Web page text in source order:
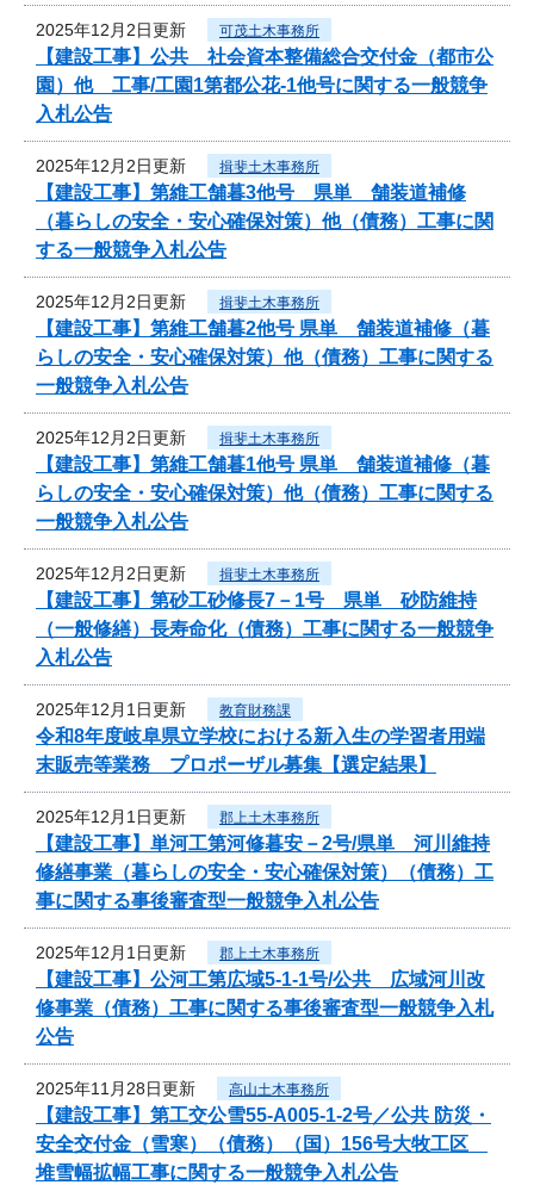
2025年12月2日更新 可茂土木事務所
【建設工事】公共 社会資本整備総合交付金（都市公
園）他 工事/工園1第都公花-1他号に関する一般競争
入札公告
2025年12月2日更新 揖斐土木事務所
【建設工事】第維工舗暮3他号 県単 舗装道補修
（暮らしの安全・安心確保対策）他（債務）工事に関
する一般競争入札公告
2025年12月2日更新 揖斐土木事務所
【建設工事】第維工舗暮2他号 県単 舗装道補修（暮
らしの安全・安心確保対策）他（債務）工事に関する
一般競争入札公告
2025年12月2日更新 揖斐土木事務所
【建設工事】第維工舗暮1他号 県単 舗装道補修（暮
らしの安全・安心確保対策）他（債務）工事に関する
一般競争入札公告
2025年12月2日更新 揖斐土木事務所
【建設工事】第砂工砂修長7－1号 県単 砂防維持
（一般修繕）長寿命化（債務）工事に関する一般競争
入札公告
2025年12月1日更新 教育財務課
令和8年度岐阜県立学校における新入生の学習者用端
末販売等業務 プロポーザル募集【選定結果】
2025年12月1日更新 郡上土木事務所
【建設工事】単河工第河修暮安－2号/県単 河川維持
修繕事業（暮らしの安全・安心確保対策）（債務）工
事に関する事後審査型一般競争入札公告
2025年12月1日更新 郡上土木事務所
【建設工事】公河工第広域5-1-1号/公共 広域河川改
修事業（債務）工事に関する事後審査型一般競争入札
公告
2025年11月28日更新 高山土木事務所
【建設工事】第工交公雪55-A005-1-2号／公共 防災・
安全交付金（雪寒）（債務）（国）156号大牧工区
堆雪幅拡幅工事に関する一般競争入札公告